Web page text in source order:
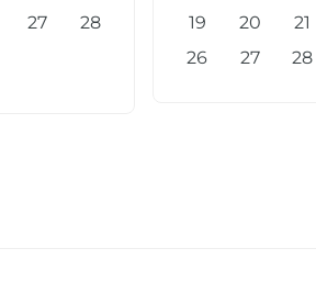
27 28
19
20 21
26
27 28